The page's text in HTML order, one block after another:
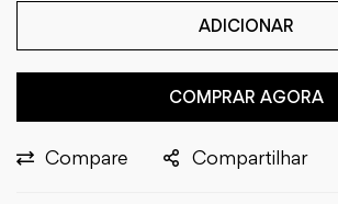
ADICIONAR
COMPRAR AGORA
Compare Compartilhar